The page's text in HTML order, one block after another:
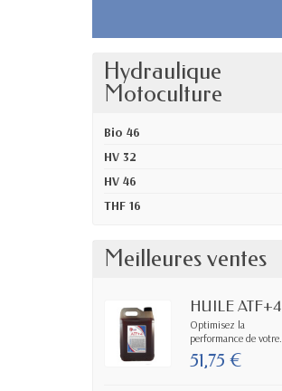
Hydraulique
Motoculture
Bio 46
HV 32
HV 46
THF 16
Meilleures ventes
HUILE ATF+4
Optimisez la
performance de votre...
51,75 €